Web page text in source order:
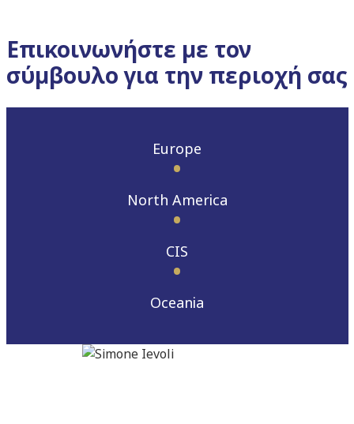
Επικοινωνήστε με τον
σύμβουλο για την περιοχή σας
Europe
North America
CIS
Oceania